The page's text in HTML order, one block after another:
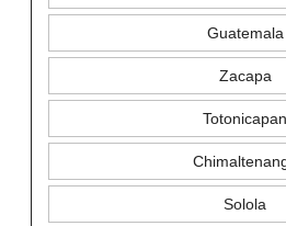
Guatemala
Zacapa
Totonicapan
Solola